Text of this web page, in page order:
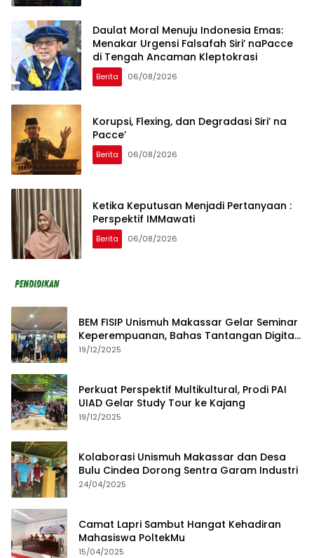
Daulat Moral Menuju Indonesia Emas:
Menakar Urgensi Falsafah Siri’ naPacce
di Tengah Ancaman Kleptokrasi
Berita 06/08/2026
Korupsi, Flexing, dan Degradasi Siri’ na
Pacce’
Berita 06/08/2026
Ketika Keputusan Menjadi Pertanyaan :
Perspektif IMMawati
Berita 06/08/2026
BEM FISIP Unismuh Makassar Gelar Seminar
Keperempuanan, Bahas Tantangan Digital
dan Budaya Lokal
19/12/2025
Perkuat Perspektif Multikultural, Prodi PAI
UIAD Gelar Study Tour ke Kajang
19/12/2025
Kolaborasi Unismuh Makassar dan Desa
Bulu Cindea Dorong Sentra Garam Industri
24/04/2025
Camat Lapri Sambut Hangat Kehadiran
Mahasiswa PoltekMu
15/04/2025